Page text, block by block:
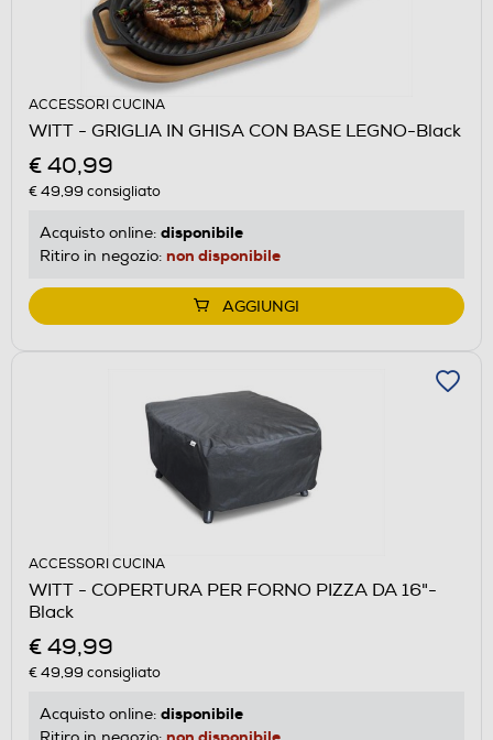
ACCESSORI CUCINA
WITT - GRIGLIA IN GHISA CON BASE LEGNO-Black
€ 40,99
€ 49,99 consigliato
Acquisto online: disponibile
Ritiro in negozio: non disponibile
AGGIUNGI
ACCESSORI CUCINA
WITT - COPERTURA PER FORNO PIZZA DA 16"-
Black
€ 49,99
€ 49,99 consigliato
Acquisto online: disponibile